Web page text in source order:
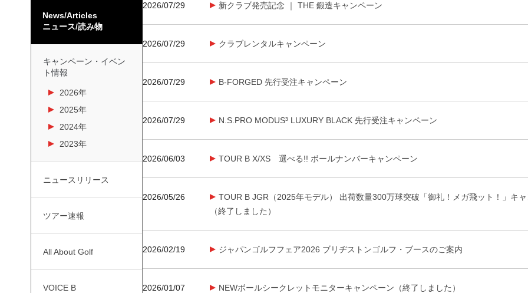
News/Articles
ニュース/読み物
キャンペーン・イベン
ト情報
2026年
2025年
2024年
2023年
ニュースリリース
ツアー速報
All About Golf
VOICE B
2026/07/29 新クラブ発売記念 ｜ THE 鍛造キャンペーン
2026/07/29 クラブレンタルキャンペーン
2026/07/29 B-FORGED 先行受注キャンペーン
2026/07/29 N.S.PRO MODUS³ LUXURY BLACK 先行受注キャンペーン
2026/06/03 TOUR B X/XS 選べる!! ボールナンバーキャンペーン
2026/05/26
TOUR B JGR（2025年モデル） 出荷数量300万球突破「御礼！メガ飛ット！」キ
（終了しました）
2026/02/19 ジャパンゴルフフェア2026 ブリヂストンゴルフ・ブースのご案内
2026/01/07 NEWボールシークレットモニターキャンペーン（終了しました）